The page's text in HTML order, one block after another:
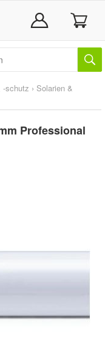
-schutz › Solarien &
Professional